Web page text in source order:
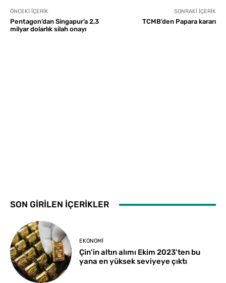
ÖNCEKI İÇERIK
Pentagon’dan Singapur’a 2,3
milyar dolarlık silah onayı
SONRAKI İÇERIK
TCMB’den Papara kararı
SON GİRİLEN İÇERİKLER
EKONOMI
Çin’in altın alımı Ekim 2023’ten bu
yana en yüksek seviyeye çıktı